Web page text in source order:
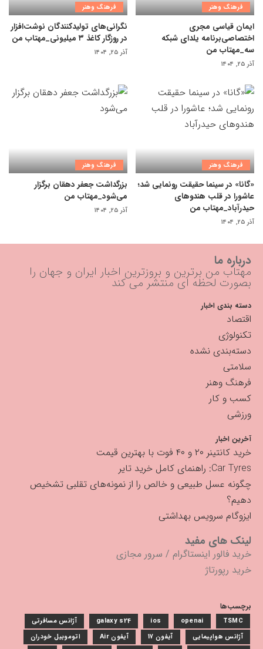
فرهنگ وهنر
ایمان قیاسی مجری
اختصاصی‌برنامه یلدای شبکه
سه_مهتاب من
آذر ۲۵, ۱۴۰۴
فرهنگ وهنر
نگرانی‌های تولیدکنندگان نوشت‌افزار
در روزگار کاغذ ۳ میلیونی_مهتاب من
آذر ۲۵, ۱۴۰۴
فرهنگ وهنر
«گانا» در سینما حقیقت رونمایی شد؛
عاشورا در قلب هندوهای
حیدرآباد_مهتاب من
آذر ۲۵, ۱۴۰۴
فرهنگ وهنر
بزرگداشت جعفر دهقان برگزار
می‌شود_مهتاب من
آذر ۲۵, ۱۴۰۴
درباره ما
مهتاب من برترین و بروزترین اخبار ایران و جهان را
بصورت لحظه ای منتشر می کند
دسته بندی اخبار
اقتصاد
تکنولوژی
دسته‌بندی نشده
سلامتی
فرهنگ وهنر
کسب و کار
ورزشی
آخرین اخبار
خرید کانتینر ۲۰ و ۴۰ فوت با بهترین قیمت
Car Tyres: راهنمای کامل خرید تایر
چگونه عسل طبیعی و خالص را از نمونه‌های تقلبی تشخیص
دهیم؟
ایزوگام سرویس بهداشتی
لینک های مفید
خرید فالور اینستاگرام / سرور مجازی
خرید رپورتاژ
برچسب‌ها
galaxy s24 ios openai TSMC
آژانس مسافرتی
آژانس هواپیمایی
آیفون 17 آیفون Air
اتوموبیل خودران